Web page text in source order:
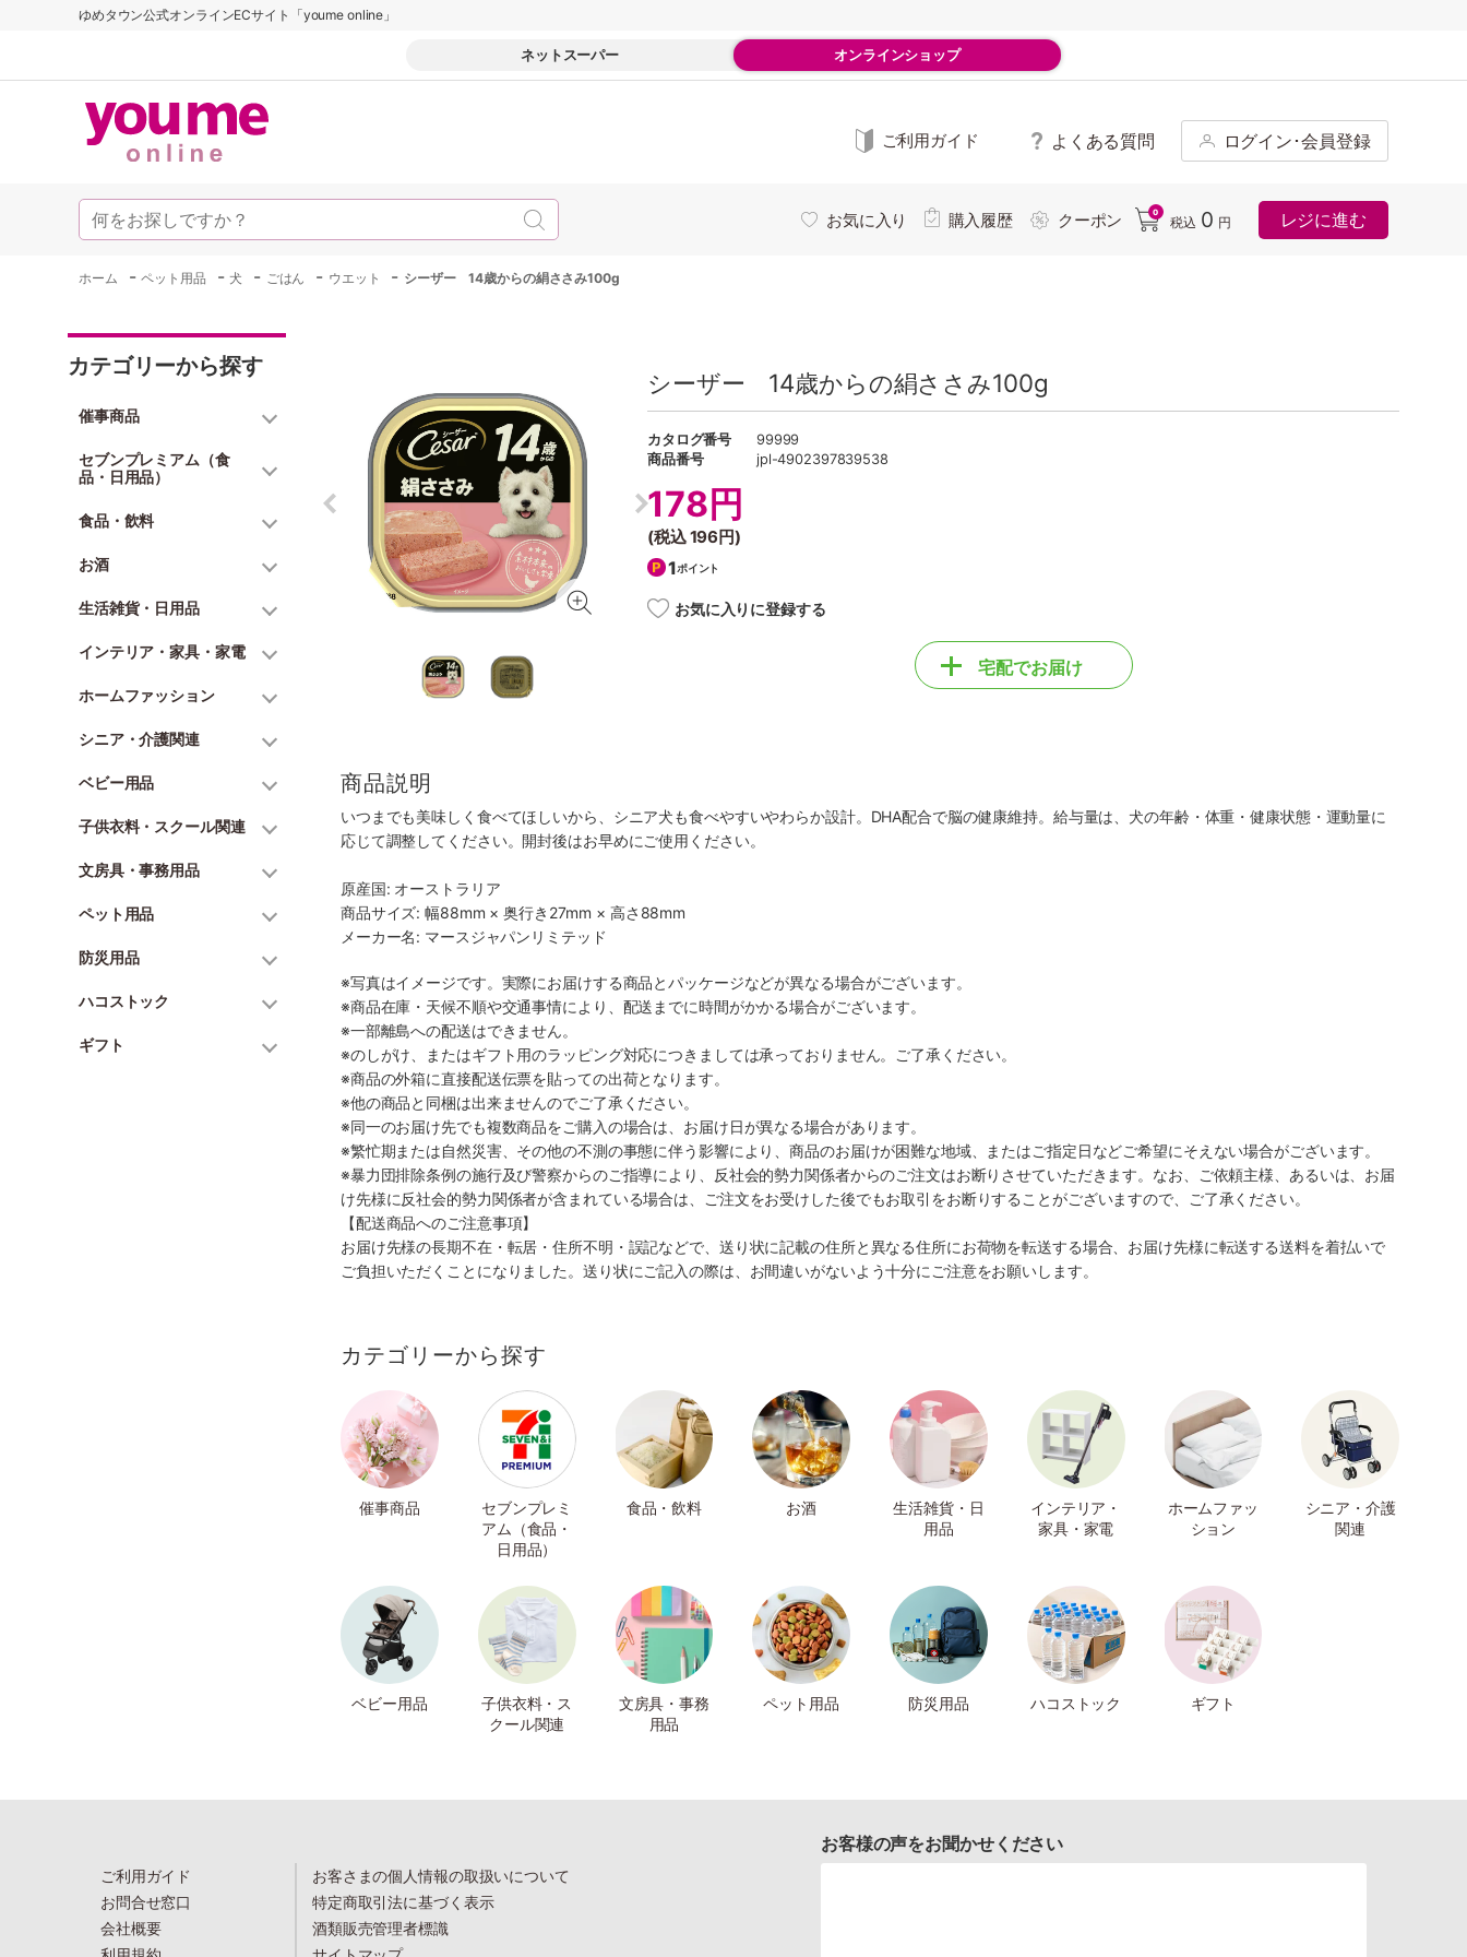
ゆめタウン公式オンラインECサイト「youme online」
ネットスーパー オンラインショップ
ご利用ガイド よくある質問 ログイン･会員登録
お気に入り 購入履歴 クーポン 0
税込 0 円 レジに進む
ホーム -ペット用品 -犬 - ごはん - ウエット - シーザー 14歳からの絹ささみ100g
カテゴリーから探す
催事商品
セブンプレミアム（食
品・日用品）
食品・飲料
お酒
生活雑貨・日用品
インテリア・家具・家電
ホームファッション
シニア・介護関連
ベビー用品
子供衣料・スクール関連
文房具・事務用品
ペット用品
防災用品
ハコストック
ギフト
シーザー 14歳からの絹ささみ100g
カタログ番号
99999
商品番号
jpl-4902397839538
178円
(税込196円)
1ポイント
お気に入りに登録する
宅配でお届け
商品説明
いつまでも美味しく食べてほしいから、シニア犬も食べやすいやわらか設計。DHA配合で脳の健康維持。給与量は、犬の年齢・体重・健康状態・運動量に
応じて調整してください。開封後はお早めにご使用ください。
原産国: オーストラリア
商品サイズ: 幅88mm × 奥行き27mm × 高さ88mm
メーカー名: マースジャパンリミテッド
※写真はイメージです。実際にお届けする商品とパッケージなどが異なる場合がございます。
※商品在庫・天候不順や交通事情により、配送までに時間がかかる場合がございます。
※一部離島への配送はできません。
※のしがけ、またはギフト用のラッピング対応につきましては承っておりません。ご了承ください。
※商品の外箱に直接配送伝票を貼っての出荷となります。
※他の商品と同梱は出来ませんのでご了承ください。
※同一のお届け先でも複数商品をご購入の場合は、お届け日が異なる場合があります。
※繁忙期または自然災害、その他の不測の事態に伴う影響により、商品のお届けが困難な地域、またはご指定日などご希望にそえない場合がございます。
※暴力団排除条例の施行及び警察からのご指導により、反社会的勢力関係者からのご注文はお断りさせていただきます。なお、ご依頼主様、あるいは、お届
け先様に反社会的勢力関係者が含まれている場合は、ご注文をお受けした後でもお取引をお断りすることがございますので、ご了承ください。
【配送商品へのご注意事項】
お届け先様の長期不在・転居・住所不明・誤記などで、送り状に記載の住所と異なる住所にお荷物を転送する場合、お届け先様に転送する送料を着払いで
ご負担いただくことになりました。送り状にご記入の際は、お間違いがないよう十分にご注意をお願いします。
カテゴリーから探す
催事商品
セブンプレミ
アム（食品・
日用品）
食品・飲料 お酒
生活雑貨・日
用品
インテリア・
家具・家電
ホームファッ
ション
シニア・介護
関連
ベビー用品
子供衣料・ス
クール関連
文房具・事務
用品
ペット用品 防災用品 ハコストック ギフト
ご利用ガイド
お問合せ窓口
会社概要
お客さまの個人情報の取扱いについて
特定商取引法に基づく表示
酒類販売管理者標識
お客様の声をお聞かせください